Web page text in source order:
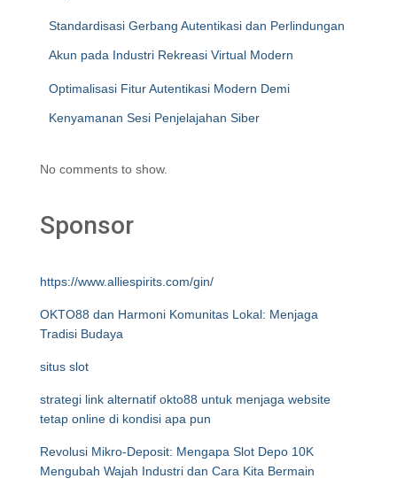
Standardisasi Gerbang Autentikasi dan Perlindungan
Akun pada Industri Rekreasi Virtual Modern
Optimalisasi Fitur Autentikasi Modern Demi
Kenyamanan Sesi Penjelajahan Siber
No comments to show.
Sponsor
https://www.alliespirits.com/gin/
OKTO88 dan Harmoni Komunitas Lokal: Menjaga
Tradisi Budaya
situs slot
strategi link alternatif okto88 untuk menjaga website
tetap online di kondisi apa pun
Revolusi Mikro-Deposit: Mengapa Slot Depo 10K
Mengubah Wajah Industri dan Cara Kita Bermain